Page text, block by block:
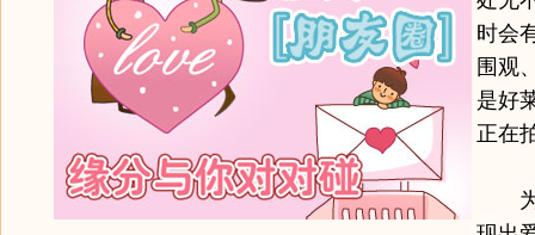
时会
围观
是好
正在
为